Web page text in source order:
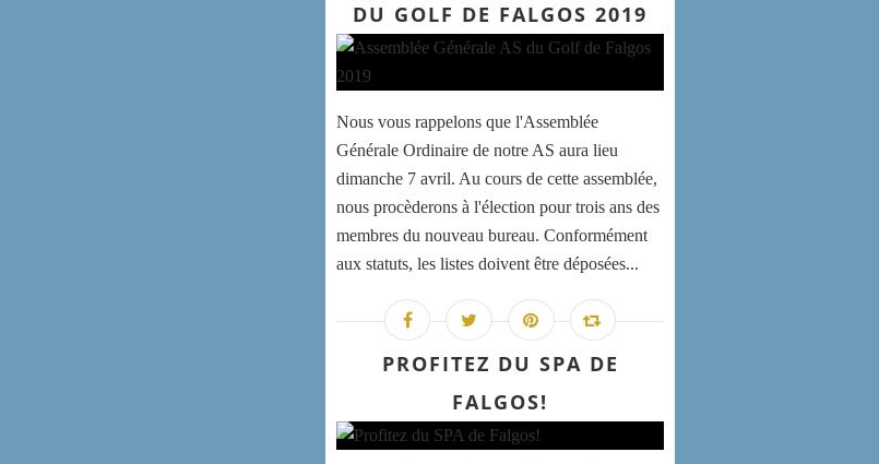
DU GOLF DE FALGOS 2019
Nous vous rappelons que l'Assemblée
Générale Ordinaire de notre AS aura lieu
dimanche 7 avril. Au cours de cette assemblée,
nous procèderons à l'élection pour trois ans des
membres du nouveau bureau. Conformément
aux statuts, les listes doivent être déposées...
PROFITEZ DU SPA DE
FALGOS!